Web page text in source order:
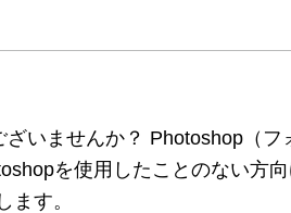
いませんか？ Photoshop（フ
を使用したことのない方
ます。